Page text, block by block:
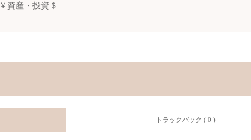
￥資産・投資＄
トラックバック ( 0 )